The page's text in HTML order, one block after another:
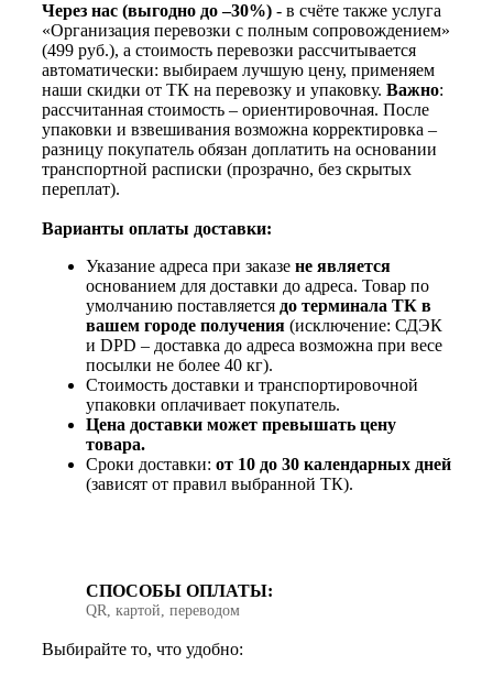
Через нас (выгодно до –30%) - в счёте также услуга
«Организация перевозки с полным сопровождением»
(499 руб.), а стоимость перевозки рассчитывается
автоматически: выбираем лучшую цену, применяем
наши скидки от ТК на перевозку и упаковку. Важно:
рассчитанная стоимость – ориентировочная. После
упаковки и взвешивания возможна корректировка –
разницу покупатель обязан доплатить на основании
транспортной расписки (прозрачно, без скрытых
переплат).
Варианты оплаты доставки:
Указание адреса при заказе не является
основанием для доставки до адреса. Товар по
умолчанию поставляется до терминала ТК в
вашем городе получения (исключение: СДЭК
и DPD – доставка до адреса возможна при весе
посылки не более 40 кг).
Стоимость доставки и транспортировочной
упаковки оплачивает покупатель.
Цена доставки может превышать цену
товара.
Сроки доставки: от 10 до 30 календарных дней
(зависят от правил выбранной ТК).
СПОСОБЫ ОПЛАТЫ:
QR, картой, переводом
Выбирайте то, что удобно: